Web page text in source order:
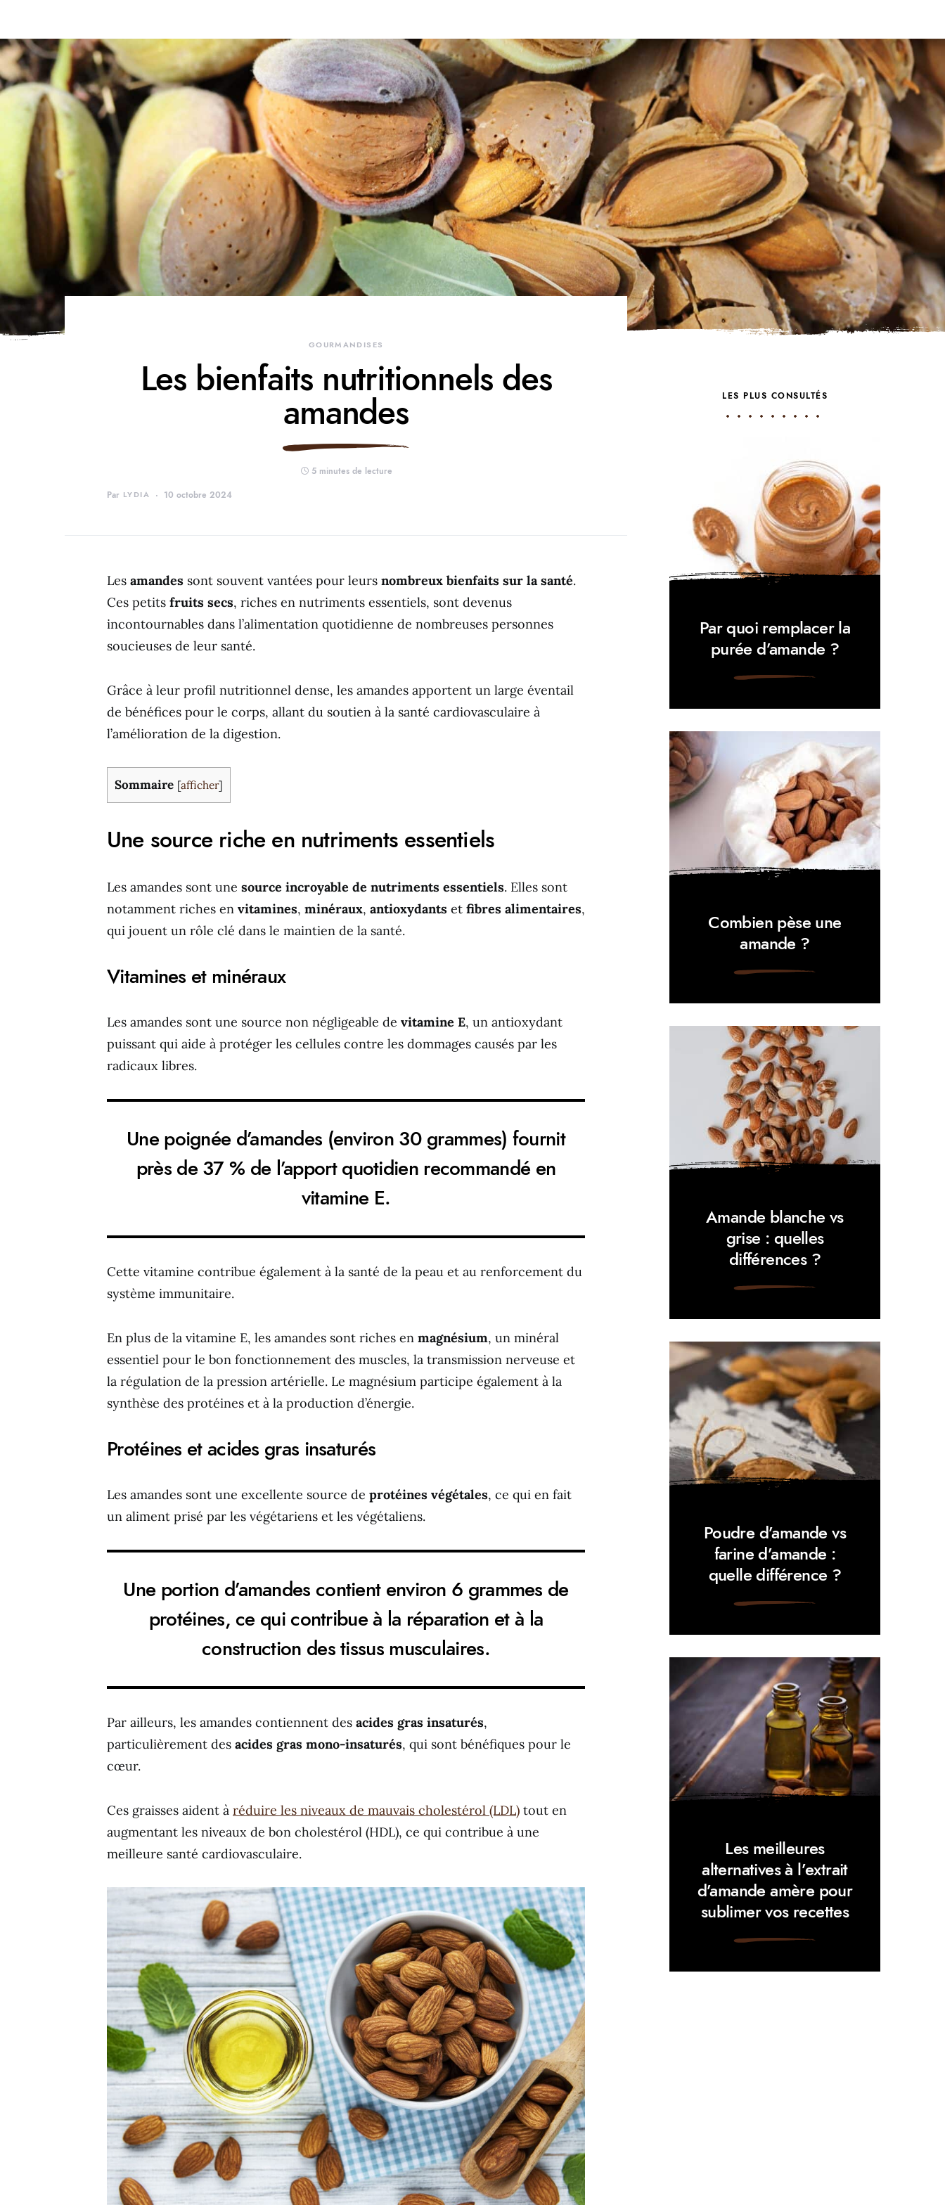
GOURMANDISES
Les bienfaits nutritionnels des
amandes
5 minutes de lecture
Par LYDIA 10 octobre 2024
Les amandes sont souvent vantées pour leurs nombreux bienfaits sur la santé.
Ces petits fruits secs, riches en nutriments essentiels, sont devenus
incontournables dans l’alimentation quotidienne de nombreuses personnes
soucieuses de leur santé.
Grâce à leur profil nutritionnel dense, les amandes apportent un large éventail
de bénéfices pour le corps, allant du soutien à la santé cardiovasculaire à
l’amélioration de la digestion.
Sommaire [afficher]
Une source riche en nutriments essentiels
Les amandes sont une source incroyable de nutriments essentiels. Elles sont
notamment riches en vitamines, minéraux, antioxydants et fibres alimentaires,
qui jouent un rôle clé dans le maintien de la santé.
Vitamines et minéraux
Les amandes sont une source non négligeable de vitamine E, un antioxydant
puissant qui aide à protéger les cellules contre les dommages causés par les
radicaux libres.
Une poignée d’amandes (environ 30 grammes) fournit
près de 37 % de l’apport quotidien recommandé en
vitamine E.
Cette vitamine contribue également à la santé de la peau et au renforcement du
système immunitaire.
En plus de la vitamine E, les amandes sont riches en magnésium, un minéral
essentiel pour le bon fonctionnement des muscles, la transmission nerveuse et
la régulation de la pression artérielle. Le magnésium participe également à la
synthèse des protéines et à la production d’énergie.
Protéines et acides gras insaturés
Les amandes sont une excellente source de protéines végétales, ce qui en fait
un aliment prisé par les végétariens et les végétaliens.
Une portion d’amandes contient environ 6 grammes de
protéines, ce qui contribue à la réparation et à la
construction des tissus musculaires.
Par ailleurs, les amandes contiennent des acides gras insaturés,
particulièrement des acides gras mono-insaturés, qui sont bénéfiques pour le
cœur.
Ces graisses aident à réduire les niveaux de mauvais cholestérol (LDL) tout en
augmentant les niveaux de bon cholestérol (HDL), ce qui contribue à une
meilleure santé cardiovasculaire.
LES PLUS CONSULTÉS
Par quoi remplacer la
purée d’amande ?
Combien pèse une
amande ?
Amande blanche vs
grise : quelles
différences ?
Poudre d’amande vs
farine d’amande :
quelle différence ?
Les meilleures
alternatives à l’extrait
d’amande amère pour
sublimer vos recettes